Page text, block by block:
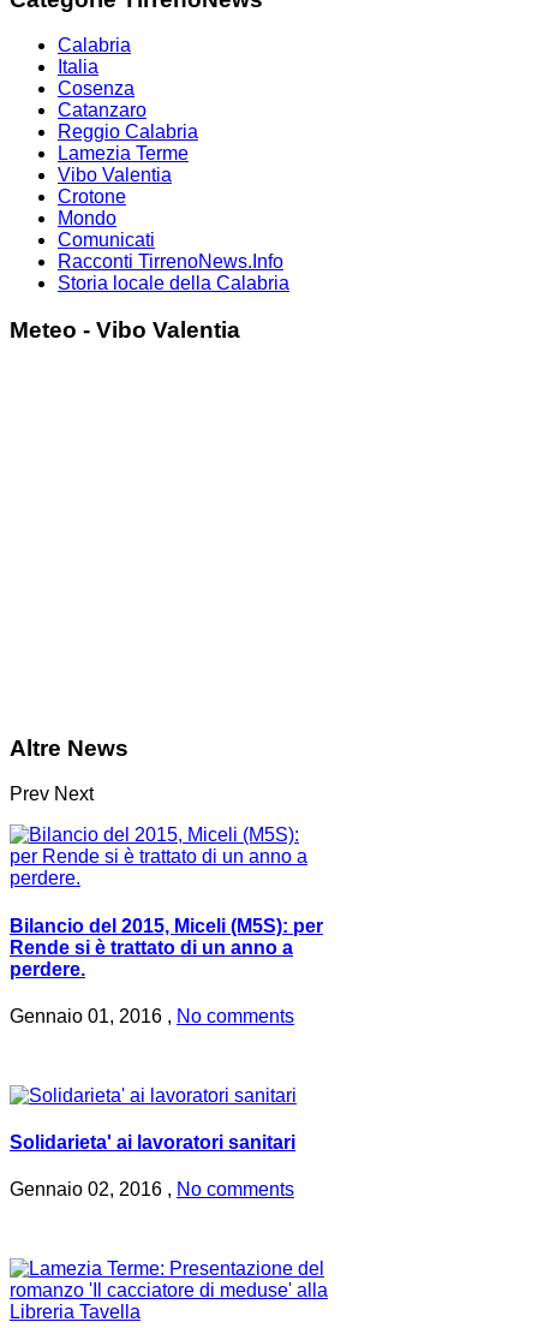
Calabria
Italia
Cosenza
Catanzaro
Reggio Calabria
Lamezia Terme
Vibo Valentia
Crotone
Mondo
Comunicati
Racconti TirrenoNews.Info
Storia locale della Calabria
Meteo - Vibo Valentia
Altre News
Prev Next
Bilancio del 2015, Miceli (M5S): per
Rende si è trattato di un anno a
perdere.
Gennaio 01, 2016 , No comments
Solidarieta' ai lavoratori sanitari
Gennaio 02, 2016 , No comments